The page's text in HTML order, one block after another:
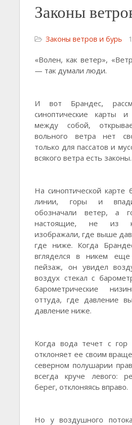
Законы
Законы ветров и бурь
«Волен, как ветер»,
— так думали люди.
И вот Брандес,
синоптические карты
между собой,
вольного ветра нет
только для пассатов и
всякого ветра есть законы.
На синоптической карте
линии, горы и
обозначали ветер, а
настоящие, не из
изображали, где выше
где ниже. Когда
вгляделся в никем
пейзаж, он увидел
воздух стекал с
барометрические
оттуда, где давление
давление ниже.
Когда вода течет с
отклоняет ее своим
северном полушарии
всегда круче левого:
берег, отклоняясь вправо.
Но у воздушного